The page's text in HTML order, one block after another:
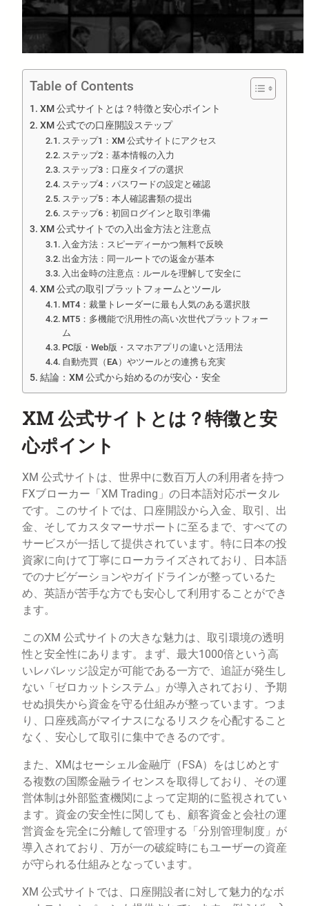
Table of Contents
XM 公式サイトとは？特徴と安心ポイント
XM 公式での口座開設ステップ
ステップ1：XM 公式サイトにアクセス
ステップ2：基本情報の入力
ステップ3：口座タイプの選択
ステップ4：パスワードの設定と確認
ステップ5：本人確認書類の提出
ステップ6：初回ログインと取引準備
XM 公式サイトでの入出金方法と注意点
入金方法：スピーディーかつ無料で反映
出金方法：同一ルートでの返金が基本
入出金時の注意点：ルールを理解して安全に
XM 公式の取引プラットフォームとツール
MT4：裁量トレーダーに最も人気のある選択肢
MT5：多機能で汎用性の高い次世代プラットフォー
ム
PC版・Web版・スマホアプリの違いと活用法
自動売買（EA）やツールとの連携も充実
結論：XM 公式から始めるのが安心・安全
XM 公式サイトとは？特徴と安
心ポイント
XM 公式サイトは、世界中に数百万人の利用者を持つ
FXブローカー「XM Trading」の日本語対応ポータル
です。このサイトでは、口座開設から入金、取引、出
金、そしてカスタマーサポートに至るまで、すべての
サービスが一括して提供されています。特に日本の投
資家に向けて丁寧にローカライズされており、日本語
でのナビゲーションやガイドラインが整っているた
め、英語が苦手な方でも安心して利用することができ
ます。
このXM 公式サイトの大きな魅力は、取引環境の透明
性と安全性にあります。まず、最大1000倍という高
いレバレッジ設定が可能である一方で、追証が発生し
ない「ゼロカットシステム」が導入されており、予期
せぬ損失から資金を守る仕組みが整っています。つま
り、口座残高がマイナスになるリスクを心配すること
なく、安心して取引に集中できるのです。
また、XMはセーシェル金融庁（FSA）をはじめとす
る複数の国際金融ライセンスを取得しており、その運
営体制は外部監査機関によって定期的に監視されてい
ます。資金の安全性に関しても、顧客資金と会社の運
営資金を完全に分離して管理する「分別管理制度」が
導入されており、万が一の破綻時にもユーザーの資産
が守られる仕組みとなっています。
XM 公式サイトでは、口座開設者に対して魅力的なボ